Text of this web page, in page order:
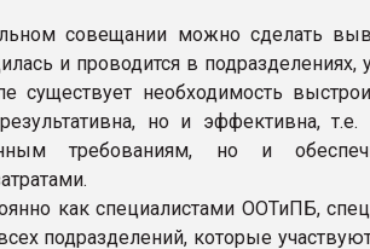
совещании можно сделать
и проводится в
существует необходимость
но и эффективна, т.е.
требованиям, но и
как специалистами ООТиПБ,
подразделений, которые